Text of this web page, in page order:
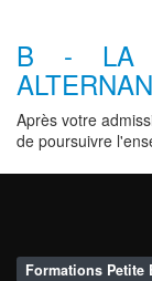
B - LA
Après votre
de poursuivre
Formations Petite